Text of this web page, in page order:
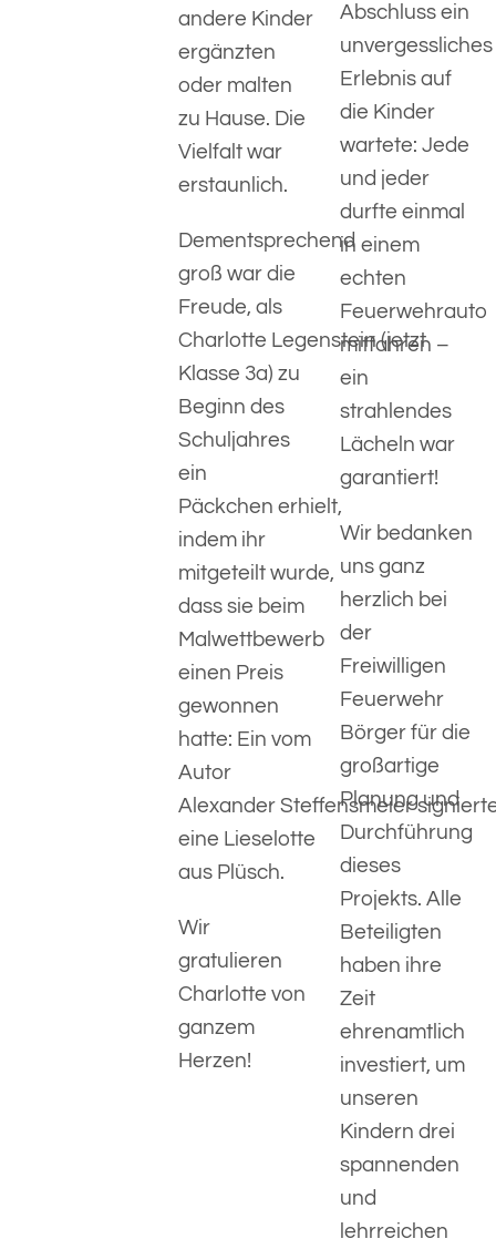
andere Kinder
ergänzten
oder malten
zu Hause. Die
Vielfalt war
erstaunlich.
Dementsprechend
groß war die
Freude, als
Charlotte Legenstein (jetzt
Klasse 3a) zu
Beginn des
Schuljahres
ein
Päckchen erhielt,
indem ihr
mitgeteilt wurde,
dass sie beim
Malwettbewerb
einen Preis
gewonnen
hatte: Ein vom
Autor
Alexander Steffensmeier
eine Lieselotte
aus Plüsch.
Wir
gratulieren
Charlotte von
ganzem
Herzen!
Abschluss ein
unvergessliches
Erlebnis auf
die Kinder
wartete: Jede
und jeder
durfte einmal
in einem
echten
Feuerwehrauto
mitfahren –
ein
strahlendes
Lächeln war
garantiert!
Wir bedanken
uns ganz
herzlich bei
der
Freiwilligen
Feuerwehr
Börger für die
großartige
Planung und
Durchführung
dieses
Projekts. Alle
Beteiligten
haben ihre
Zeit
ehrenamtlich
investiert, um
unseren
Kindern drei
spannenden
und
lehrreichen